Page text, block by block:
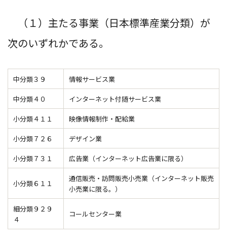
（１）主たる事業（日本標準産業分類）が
次のいずれかである。
中分類３９ 情報サービス業
中分類４０ インターネット付随サービス業
小分類４１１ 映像情報制作・配給業
小分類７２６ デザイン業
小分類７３１ 広告業（インターネット広告業に限る）
小分類６１１
通信販売・訪問販売小売業（インターネット販売
小売業に限る。）
細分類９２９
４
コールセンター業